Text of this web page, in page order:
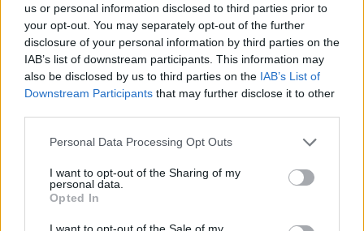
us or personal information disclosed to third parties prior to
your opt-out. You may separately opt-out of the further
disclosure of your personal information by third parties on the
IAB’s list of downstream participants. This information may
also be disclosed by us to third parties on the IAB’s List of
Downstream Participants that may further disclose it to other
Please note that this website/app uses one or more Google
not limited to your visit or usage behaviour. You may click to
grant or deny consent to Google and its third-party tags to
use your data for below specified purposes in below Google
consent section.
Personal Data Processing Opt Outs
I want to opt-out of the Sharing of my
personal data.
Opted In
I want to opt-out of the Sale of my
Indulhat a Honvéd tér megújításának tervezése, ahol a
klímatudatos gondolkodás és a helyi identitás erősítése kerül a
középpontba.
Történelmi táj, amelynek minden köve
mesél – megújul a tatai Angolkert
M1 bővítés: már zajlik a teljesen új
Bicske Kelet csomópont építése